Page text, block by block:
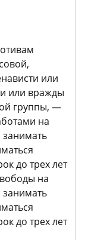
или
или вражды
группы, —
на
до трех лет
на
до трех лет